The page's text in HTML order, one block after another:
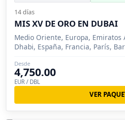
14 días
MIS XV DE ORO EN DUBAI
Medio Oriente, Europa, Emiratos
Dhabi, España, Francia, París,
Desde
4,750.00
EUR / DBL
VER